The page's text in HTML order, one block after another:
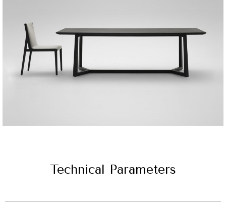
Technical Parameters